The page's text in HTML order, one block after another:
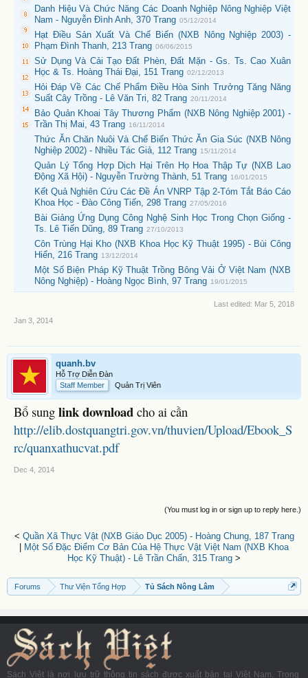
Danh Hiệu Và Chức Năng Các Doanh Nghiệp Nông Nghiệp Việt
Nam - Nguyễn Đình Anh, 370 Trang 05/12/2014
Hạt Điều Sản Xuất Và Chế Biến (NXB Nông Nghiệp 2003) -
Phạm Đình Thanh, 213 Trang 06/06/2015
Sử Dụng Và Cải Tạo Đất Phèn, Đất Mặn - Gs. Ts. Cao Xuân
Học & Ts. Hoàng Thái Đại, 151 Trang 02/12/2013
Hỏi Đáp Về Các Chế Phẩm Điều Hòa Sinh Trưởng Tăng Năng
Suất Cây Trồng - Lê Văn Tri, 82 Trang 20/11/2014
Bảo Quản Khoai Tây Thương Phẩm (NXB Nông Nghiệp 2001) -
Trần Thị Mai, 43 Trang 16/11/2014
Thức Ăn Chăn Nuôi Và Chế Biến Thức Ăn Gia Súc (NXB Nông
Nghiệp 2002) - Nhiều Tác Giả, 112 Trang 15/11/2014
Quản Lý Tổng Hợp Dịch Hại Trên Họ Hoa Thập Tự (NXB Lao
Động Xã Hội) - Nguyễn Trường Thành, 51 Trang 16/01/2015
Kết Quả Nghiên Cứu Các Đề Án VNRP Tập 2-Tóm Tắt Báo Cáo
Khoa Học - Đào Công Tiến, 298 Trang 27/05/2016
Bài Giảng Ứng Dụng Công Nghệ Sinh Học Trong Chọn Giống -
Ts. Lê Tiến Dũng, 89 Trang 27/10/2013
Côn Trùng Hại Kho (NXB Khoa Học Kỹ Thuật 1995) - Bùi Công
Hiển, 216 Trang 13/12/2014
Một Số Biện Pháp Kỹ Thuật Trồng Bông Vải Ở Việt Nam (NXB
Nông Nghiệp) - Hoàng Ngọc Bình, 97 Trang 19/01/2015
Last edited: Mar 5, 2018
Jan 3, 2014
quanh.bv
Hỗ Trợ Diễn Đàn
Staff Member
Quản Trị Viên
Bổ sung link download cho ai cần
http://elib.dostquangtri.gov.vn/thuvien/Upload/Ebook_S
rc/quanxathucvat.pdf
Dec 4, 2014
(You must log in or sign up to reply here.)
< Quần Xã Thực Vật (NXB Giáo Dục 2005) - Hoàng Chung, 187 Trang
Một Số Đặc Điểm Cơ Bản Của Hệ Thực Vật Việt Nam (NXB Khoa
Học Kỹ Thuật) - Lê Trần Chấn, 315 Trang >
Forums Thư Viện Tổng Hợp Tủ Sách Nông Lâm
Sách Việt là nơi lưu trữ thông tin sách được xuất bản tại Việt Nam. Trong